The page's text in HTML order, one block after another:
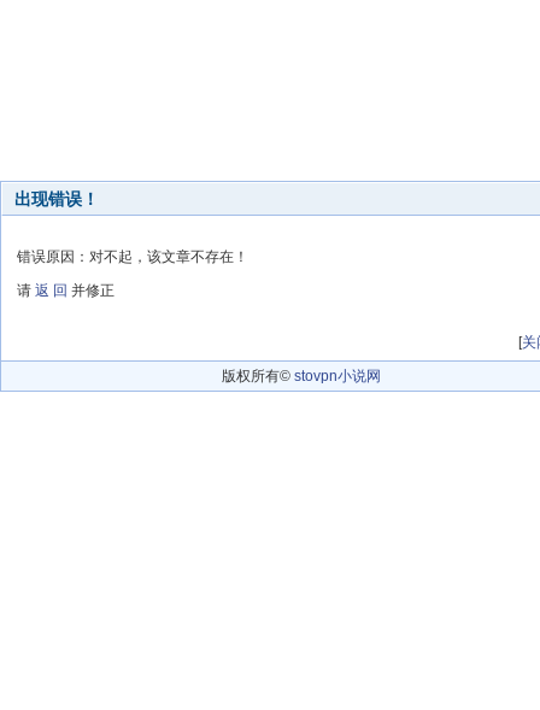
出现错误！
错误原因：对不起，该文章不存在！
请 返 回 并修正
[关
版权所有© stovpn小说网